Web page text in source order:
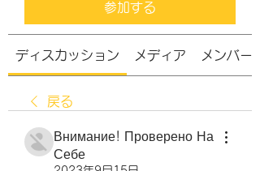
参加する
ディスカッション メディア メンバー
戻る
Внимание! Проверено На
Себе